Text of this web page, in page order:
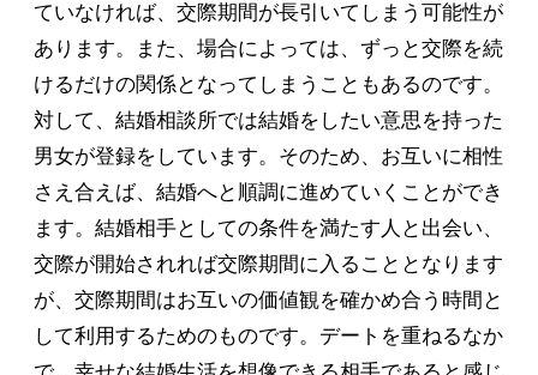
ていなければ、交際期間が長引いてしまう可能性が
あります。また、場合によっては、ずっと交際を続
けるだけの関係となってしまうこともあるのです。
対して、結婚相談所では結婚をしたい意思を持った
男女が登録をしています。そのため、お互いに相性
さえ合えば、結婚へと順調に進めていくことができ
ます。結婚相手としての条件を満たす人と出会い、
交際が開始されれば交際期間に入ることとなります
が、交際期間はお互いの価値観を確かめ合う時間と
して利用するためのものです。デートを重ねるなか